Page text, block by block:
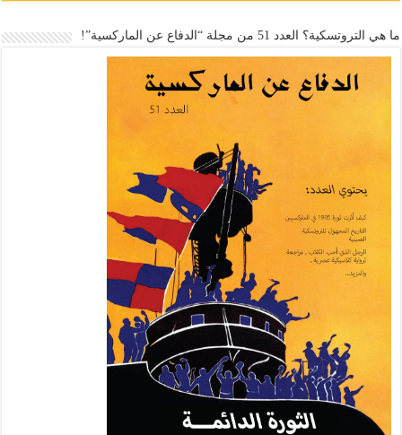
ما هي التروتسكية؟ العدد 51 من مجلة “الدفاع عن الماركسية”!